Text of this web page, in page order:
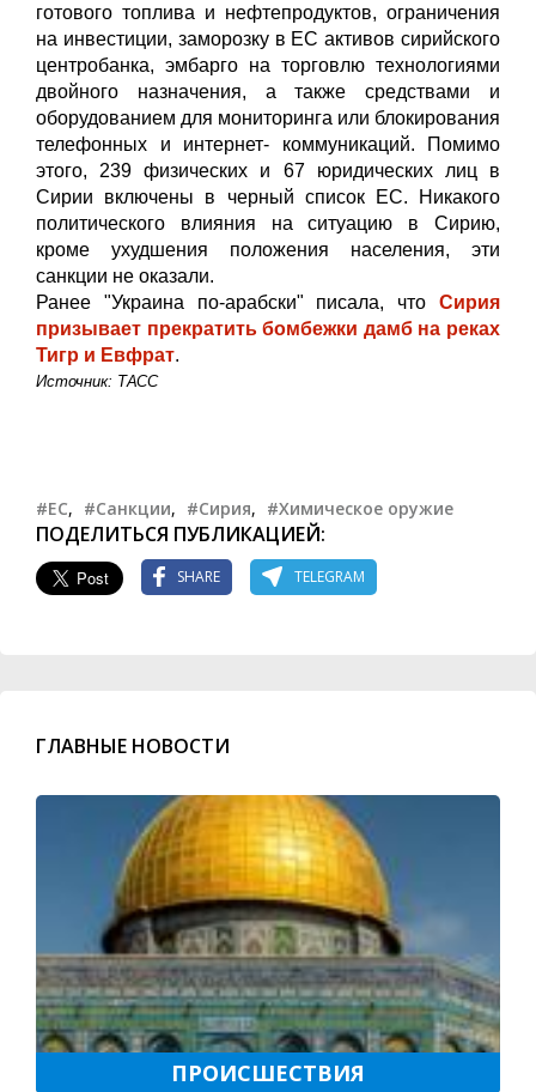
готового топлива и нефтепродуктов, ограничения
на инвестиции, заморозку в ЕС активов сирийского
центробанка, эмбарго на торговлю технологиями
двойного назначения, а также средствами и
оборудованием для мониторинга или блокирования
телефонных и интернет- коммуникаций. Помимо
этого, 239 физических и 67 юридических лиц в
Сирии включены в черный список ЕС. Никакого
политического влияния на ситуацию в Сирию,
кроме ухудшения положения населения, эти
санкции не оказали.
Ранее "Украина по-арабски" писала, что Сирия
призывает прекратить бомбежки дамб на реках
Тигр и Евфрат.
Источник: ТАСС
#ЕС, #Санкции, #Сирия, #Химическое оружие
ПОДЕЛИТЬСЯ ПУБЛИКАЦИЕЙ:
SHARE TELEGRAM
ГЛАВНЫЕ НОВОСТИ
ПРОИСШЕСТВИЯ